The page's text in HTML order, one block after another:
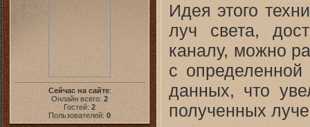
Сейчас на сайте:
Онлайн всего: 2
Гостей: 2
Пользователей: 0
Идея этого
луч света,
каналу, можно
с
данных, что
полученных